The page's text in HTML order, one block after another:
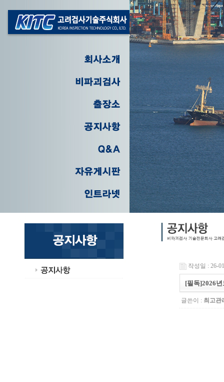
작성일 : 26-
[필독]2026
글쓴이 : 최고관